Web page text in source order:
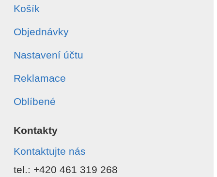
Košík
Objednávky
Nastavení účtu
Reklamace
Oblíbené
Kontakty
Kontaktujte nás
tel.: +420 461 319 268